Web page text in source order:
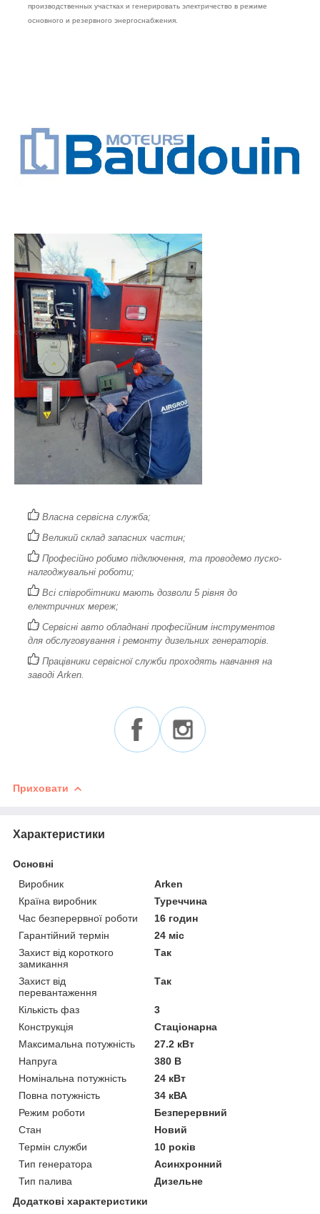
производственных участках и генерировать электричество в режиме
основного и резервного энергоснабжения.
Власна сервісна служба;
Великий склад запасних частин;
Професійно робимо підключення, та проводемо пуско-
налгоджувальні роботи;
Всі співробітники мають дозволи 5 рівня до
електричних мереж;
Сервісні авто обладнані професійним інструментов
для обслуговування і ремонту дизельних генераторів.
Працівники сервісної служби проходять навчання на
заводі Arken.
Приховати
Характеристики
Основні
Виробник
Arken
Країна виробник
Туреччина
Час безперервної роботи
16 годин
Гарантійний термін
24 міс
Захист від короткого
замикання
Так
Захист від
перевантаження
Так
Кількість фаз
3
Конструкція
Стаціонарна
Максимальна потужність
27.2 кВт
Напруга
380 В
Номінальна потужність
24 кВт
Повна потужність
34 кВА
Режим роботи
Безперервний
Стан
Новий
Термін служби
10 років
Тип генератора
Асинхронний
Тип палива
Дизельне
Додаткові характеристики